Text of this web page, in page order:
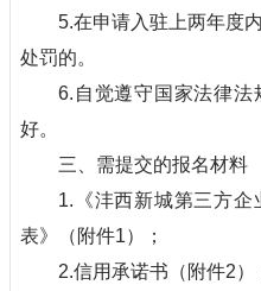
5.在申请入驻上两年度
处罚的。
6.自觉遵守国家法律法
好。
三、需提交的报名材料
1.《沣西新城第三方
表》（附件1）；
2.信用承诺书（附件2）